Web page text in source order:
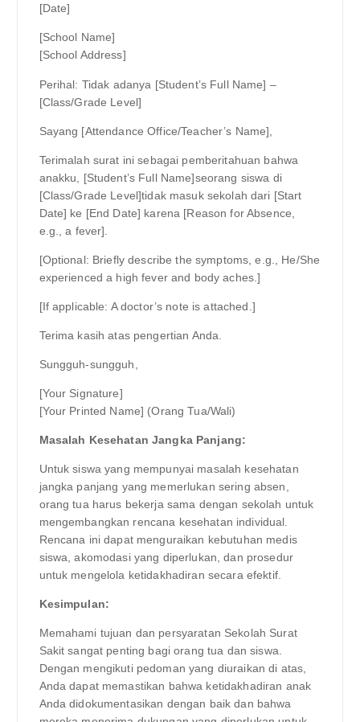
[Date]
[School Name]
[School Address]
Perihal: Tidak adanya [Student’s Full Name] –
[Class/Grade Level]
Sayang [Attendance Office/Teacher’s Name],
Terimalah surat ini sebagai pemberitahuan bahwa
anakku, [Student’s Full Name]seorang siswa di
[Class/Grade Level]tidak masuk sekolah dari [Start
Date] ke [End Date] karena [Reason for Absence,
e.g., a fever].
[Optional: Briefly describe the symptoms, e.g., He/She
experienced a high fever and body aches.]
[If applicable: A doctor’s note is attached.]
Terima kasih atas pengertian Anda.
Sungguh-sungguh,
[Your Signature]
[Your Printed Name] (Orang Tua/Wali)
Masalah Kesehatan Jangka Panjang:
Untuk siswa yang mempunyai masalah kesehatan
jangka panjang yang memerlukan sering absen,
orang tua harus bekerja sama dengan sekolah untuk
mengembangkan rencana kesehatan individual.
Rencana ini dapat menguraikan kebutuhan medis
siswa, akomodasi yang diperlukan, dan prosedur
untuk mengelola ketidakhadiran secara efektif.
Kesimpulan:
Memahami tujuan dan persyaratan Sekolah Surat
Sakit sangat penting bagi orang tua dan siswa.
Dengan mengikuti pedoman yang diuraikan di atas,
Anda dapat memastikan bahwa ketidakhadiran anak
Anda didokumentasikan dengan baik dan bahwa